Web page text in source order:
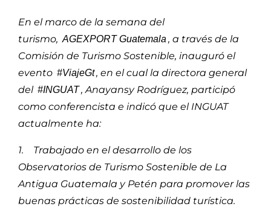
En el marco de la semana del
turismo, AGEXPORT Guatemala, a través de la
Comisión de Turismo Sostenible, inauguró el
evento #ViajeGt, en el cual la directora general
del #INGUAT, Anayansy Rodríguez, participó
como conferencista e indicó que el INGUAT
actualmente ha:
1. Trabajado en el desarrollo de los
Observatorios de Turismo Sostenible de La
Antigua Guatemala y Petén para promover las
buenas prácticas de sostenibilidad turística.